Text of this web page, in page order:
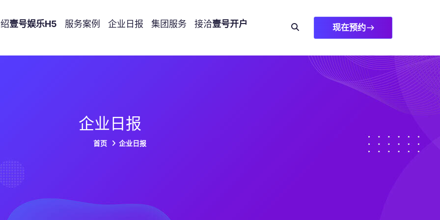
壹号娱乐h5 服务案例 企业日报 集团服务 接洽壹号开户 现在预约
企业日报
首页 企业日报